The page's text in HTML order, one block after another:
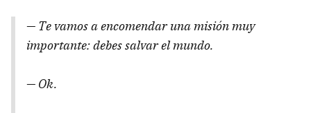
— Te vamos a encomendar una misión muy
importante: debes salvar el mundo.
— Ok.